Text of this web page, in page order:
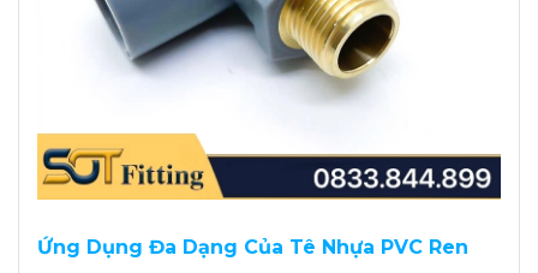
Ứng Dụng Đa Dạng Của Tê Nhựa PVC Ren